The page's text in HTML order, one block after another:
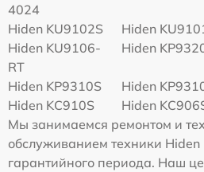
4024
Hiden KU9102S
Hiden
Hiden KU9106-
RT
Hiden
Hiden KP9310S
Hiden
Hiden KC910S
Hiden
Мы занимаемся ремонтом и
обслуживанием техники Hiden
гарантийного периода. Наш